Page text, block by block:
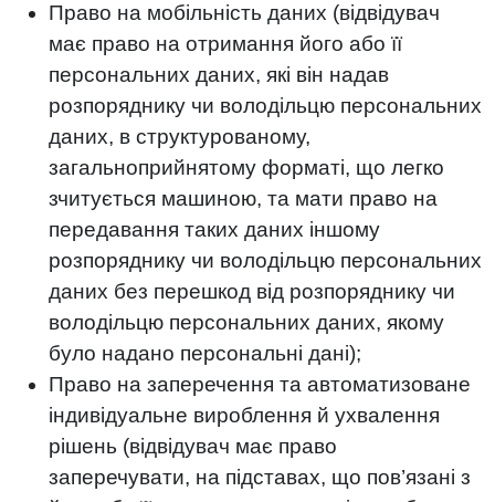
Право на мобільність даних (відвідувач
має право на отримання його або її
персональних даних, які він надав
розпоряднику чи володільцю персональних
даних, в структурованому,
загальноприйнятому форматі, що легко
зчитується машиною, та мати право на
передавання таких даних іншому
розпоряднику чи володільцю персональних
даних без перешкод від розпоряднику чи
володільцю персональних даних, якому
було надано персональні дані);
Право на заперечення та автоматизоване
індивідуальне вироблення й ухвалення
рішень (відвідувач має право
заперечувати, на підставах, що пов’язані з